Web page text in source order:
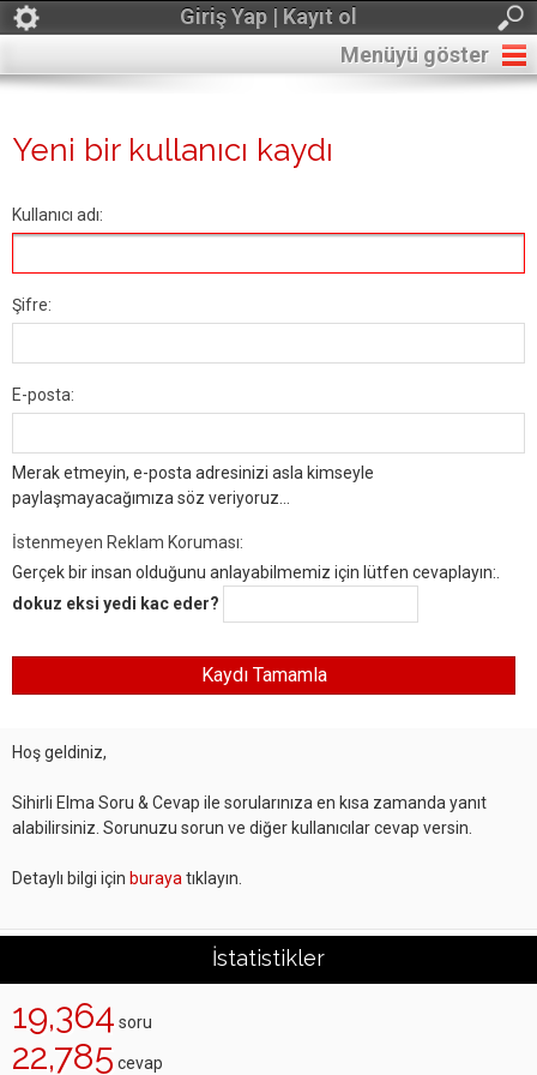
Giriş Yap | Kayıt ol
Menüyü göster
Yeni bir kullanıcı kaydı
Kullanıcı adı:
Şifre:
E-posta:
Merak etmeyin, e-posta adresinizi asla kimseyle
paylaşmayacağımıza söz veriyoruz...
İstenmeyen Reklam Koruması:
Gerçek bir insan olduğunu anlayabilmemiz için lütfen cevaplayın:.
dokuz eksi yedi kac eder?
Hoş geldiniz,
Sihirli Elma Soru & Cevap ile sorularınıza en kısa zamanda yanıt
alabilirsiniz. Sorunuzu sorun ve diğer kullanıcılar cevap versin.
Detaylı bilgi için buraya tıklayın.
İstatistikler
19,364 soru
22,785 cevap